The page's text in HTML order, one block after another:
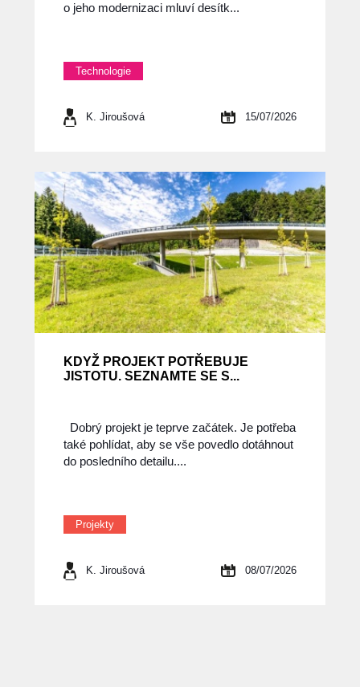
o jeho modernizaci mluví desítk...
Technologie
K. Jiroušová 15/07/2026
KDYŽ PROJEKT POTŘEBUJE
JISTOTU. SEZNAMTE SE S...
Dobrý projekt je teprve začátek. Je potřeba
také pohlídat, aby se vše povedlo dotáhnout
do posledního detailu....
Projekty
K. Jiroušová 08/07/2026